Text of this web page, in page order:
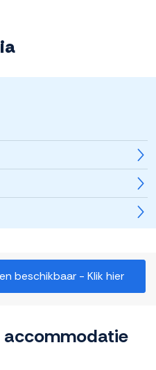
beschikbaar - Klik hier
accommodatie